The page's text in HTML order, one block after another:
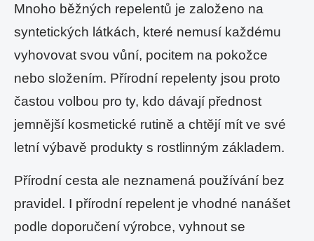
Mnoho běžných repelentů je založeno na
syntetických látkách, které nemusí každému
vyhovovat svou vůní, pocitem na pokožce
nebo složením. Přírodní repelenty jsou proto
častou volbou pro ty, kdo dávají přednost
jemnější kosmetické rutině a chtějí mít ve své
letní výbavě produkty s rostlinným základem.
Přírodní cesta ale neznamená používání bez
pravidel. I přírodní repelent je vhodné nanášet
podle doporučení výrobce, vyhnout se